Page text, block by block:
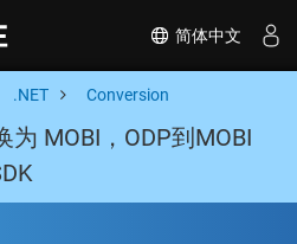
简体中文
.NET Conversion
MOBI，ODP到MOBI